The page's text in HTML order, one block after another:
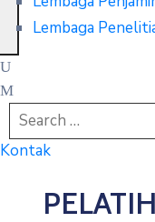
Lembaga
Kontak